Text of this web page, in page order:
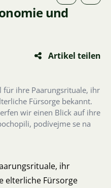
und
Artikel teilen
für ihre Paarungsrituale, ihr
Fürsorge bekannt.
wir einen Blick auf ihre
podívejme se na
ihr
elterliche Fürsorge